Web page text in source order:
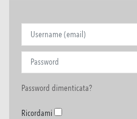
Password dimenticata?
Ricordami